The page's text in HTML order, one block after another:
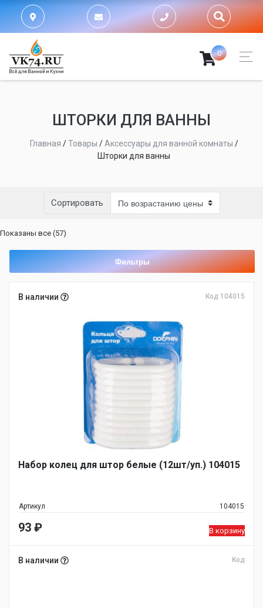
0
ШТОРКИ ДЛЯ ВАННЫ
Главная /Товары /Аксессуары для ванной комнаты /
Шторки для ванны
Сортировать
Показаны все (57)
Фильтры
В наличии Код 104015
Набор колец для штор белые (12шт/уп.) 104015
Артикул 104015
93 ₽ В корзину
В наличии Код